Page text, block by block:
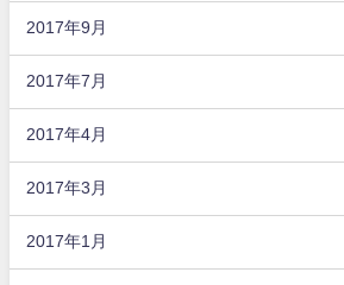
2017年9月
2017年7月
2017年4月
2017年3月
2017年1月